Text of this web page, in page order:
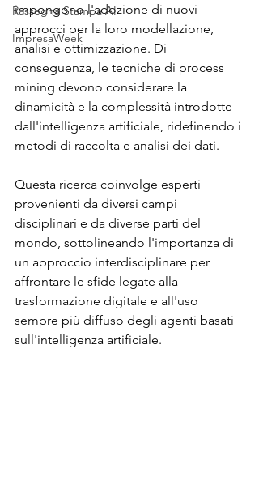
Rassegna Stampa AI
ImpresaWeek
impongono l'adozione di nuovi
approcci per la loro modellazione,
analisi e ottimizzazione. Di
conseguenza, le tecniche di process
mining devono considerare la
dinamicità e la complessità introdotte
dall'intelligenza artificiale, ridefinendo i
metodi di raccolta e analisi dei dati.
Questa ricerca coinvolge esperti
provenienti da diversi campi
disciplinari e da diverse parti del
mondo, sottolineando l'importanza di
un approccio interdisciplinare per
affrontare le sfide legate alla
trasformazione digitale e all'uso
sempre più diffuso degli agenti basati
sull'intelligenza artificiale.